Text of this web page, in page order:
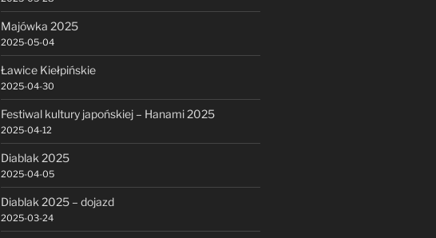
Majówka 2025
2025-05-04
Ławice Kiełpińskie
2025-04-30
Festiwal kultury japońskiej – Hanami 2025
2025-04-12
Diablak 2025
2025-04-05
Diablak 2025 – dojazd
2025-03-24